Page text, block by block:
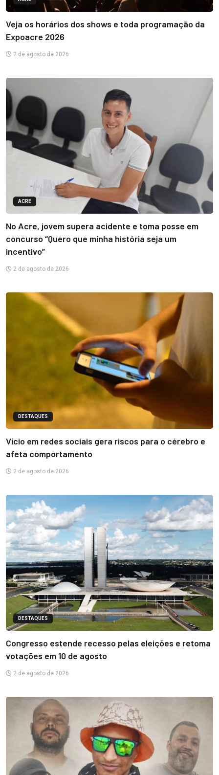
Veja os horários dos shows e toda programação da
Expoacre 2026
2 de agosto de 2026
ACRE
No Acre, jovem supera acidente e toma posse em
concurso “Quero que minha história seja um
incentivo”
2 de agosto de 2026
DESTAQUES
Vício em redes sociais gera riscos para o cérebro e
afeta comportamento
2 de agosto de 2026
DESTAQUES
Congresso estende recesso pelas eleições e retoma
votações em 10 de agosto
2 de agosto de 2026